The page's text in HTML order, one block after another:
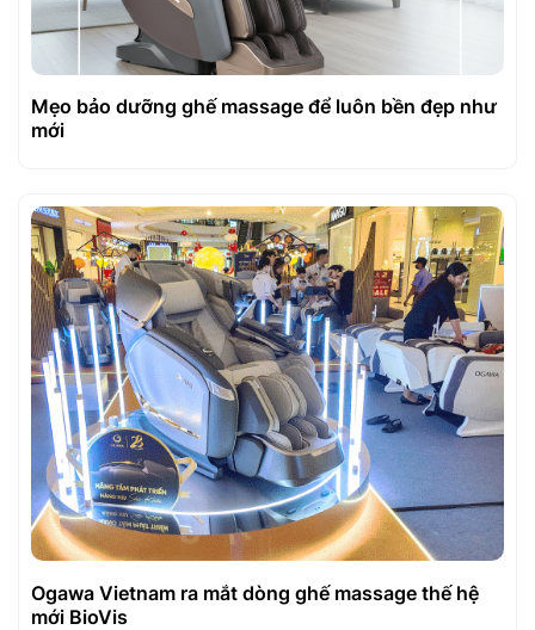
Mẹo bảo dưỡng ghế massage để luôn bền đẹp như
mới
Ogawa Vietnam ra mắt dòng ghế massage thế hệ
mới BioVis